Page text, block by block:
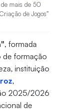
mais de 50
de Jogos”
, formada
de formação
instituição
,
2025/2026
de